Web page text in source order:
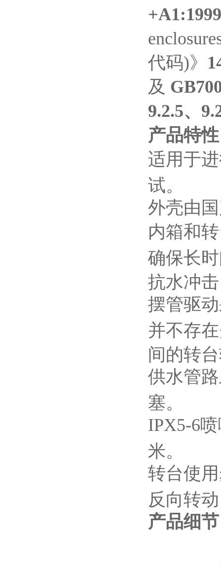
代码)》
及
9.2.5、
产品特性
适用于
试。
外壳由
内箱和
确保长
抗水冲
摆管驱
并不存
间的转
供水管
塞。
IPX5-6
米。
转台使
反向转
产品细节